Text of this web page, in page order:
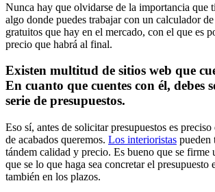
Nunca hay que olvidarse de la importancia que
algo donde puedes trabajar con un calculador
gratuitos que hay en el mercado, con el que es
precio que habrá al final.
Existen multitud de sitios web que
En cuanto que cuentes con él, debes
serie de presupuestos.
Eso sí, antes de solicitar presupuestos es
de acabados queremos. Los interioristas pueden
tándem calidad y precio. Es bueno que se firme
que se lo que haga sea concretar el presupuesto
también en los plazos.